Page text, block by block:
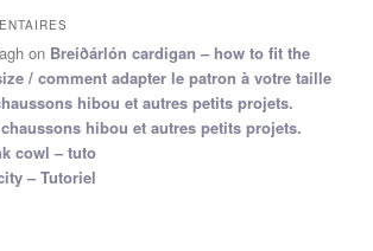
on Breiðárlón cardigan – how to fit the
/ comment adapter le patron à votre taille
hibou et autres petits projets.
hibou et autres petits projets.
cowl – tuto
– Tutoriel